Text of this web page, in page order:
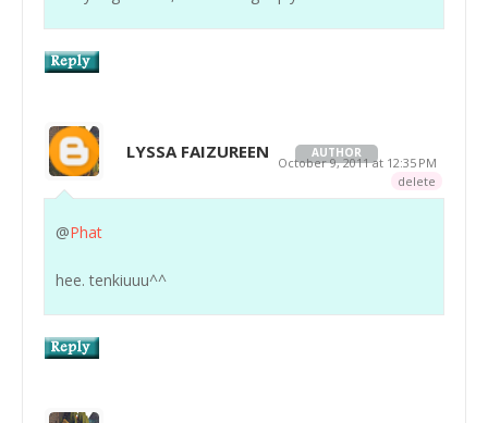
LYSSA FAIZUREEN AUTHOR
October 9, 2011 at 12:35 PM
delete
@Phat
hee. tenkiuuu^^